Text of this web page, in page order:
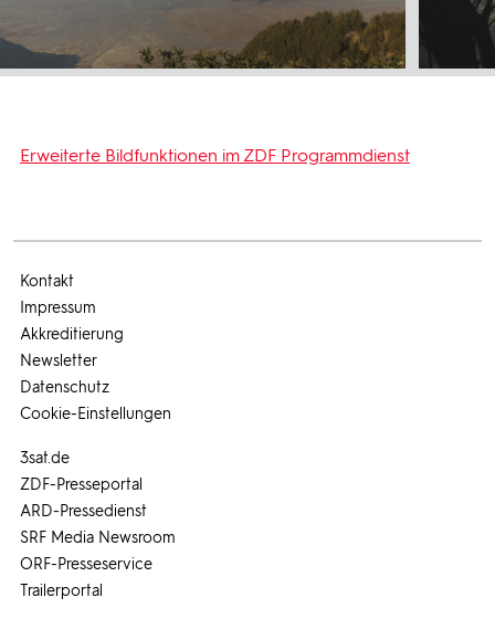
Erweiterte Bildfunktionen im ZDF Programmdienst
3sat.de
ZDF-Presseportal
ARD-Pressedienst
SRF Media Newsroom
ORF-Presseservice
Trailerportal
Kontakt
Impressum
Akkreditierung
Newsletter
Datenschutz
Cookie-Einstellungen